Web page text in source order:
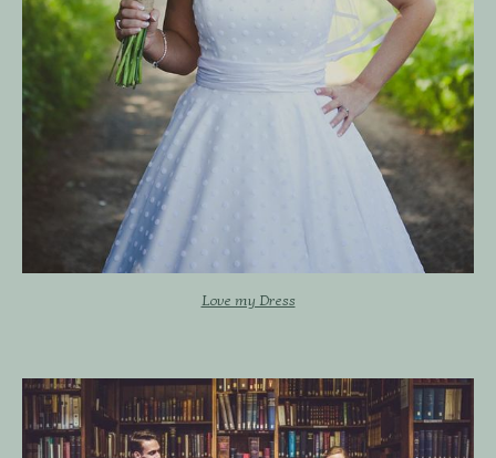
Love my Dress